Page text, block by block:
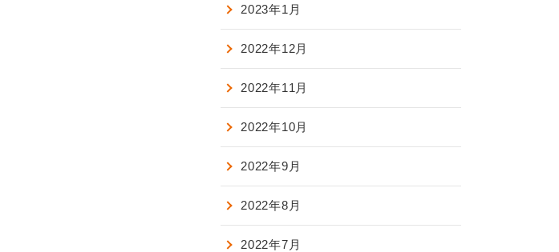
2023年1月
2022年12月
2022年11月
2022年10月
2022年9月
2022年8月
2022年7月